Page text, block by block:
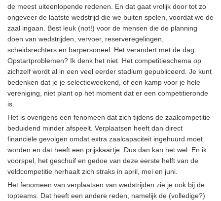
de meest uiteenlopende redenen. En dat gaat vrolijk door tot zo
ongeveer de laatste wedstrijd die we buiten spelen, voordat we de
zaal ingaan. Best leuk (not!) voor de mensen die de planning
doen van wedstrijden, vervoer, reserveregelingen,
scheidsrechters en barpersoneel. Het verandert met de dag.
Opstartproblemen? Ik denk het niet. Het competitieschema op
zichzelf wordt al in een veel eerder stadium gepubliceerd. Je kunt
bedenken dat je je selectieweekend, of een kamp voor je hele
vereniging, niet plant op het moment dat er een competitieronde
is.
Het is overigens een fenomeen dat zich tijdens de zaalcompetitie
beduidend minder afspeelt. Verplaatsen heeft dan direct
financiële gevolgen omdat extra zaalcapaciteit ingehuurd moet
worden en dat heeft een prijskaartje. Dus dan kan het wel. En ik
voorspel, het geschuif en gedoe van deze eerste helft van de
veldcompetitie herhaalt zich straks in april, mei en juni.
Het fenomeen van verplaatsen van wedstrijden zie je ook bij de
topteams. Dat heeft een andere reden, namelijk de (volledige?)